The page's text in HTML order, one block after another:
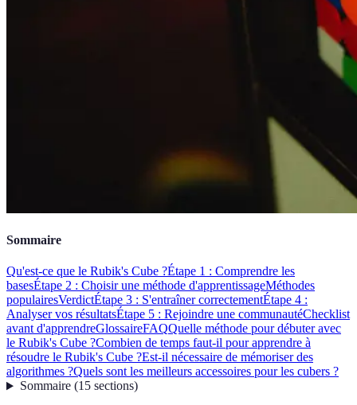
Sommaire
Qu'est-ce que le Rubik's Cube ?Étape 1 : Comprendre les
basesÉtape 2 : Choisir une méthode d'apprentissageMéthodes
populairesVerdictÉtape 3 : S'entraîner correctementÉtape 4 :
Analyser vos résultatsÉtape 5 : Rejoindre une communautéChecklist
avant d'apprendreGlossaireFAQQuelle méthode pour débuter avec
le Rubik's Cube ?Combien de temps faut-il pour apprendre à
résoudre le Rubik's Cube ?Est-il nécessaire de mémoriser des
algorithmes ?Quels sont les meilleurs accessoires pour les cubers ?
Sommaire(15 sections)